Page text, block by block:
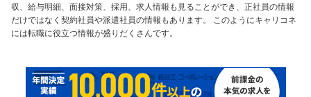
収、給与明細、面接対策、採用、求人情報も見ることができ、正社員の情報
だけではなく契約社員や派遣社員の情報もあります。 このようにキャリコネ
には転職に役立つ情報が盛りだくさんです。